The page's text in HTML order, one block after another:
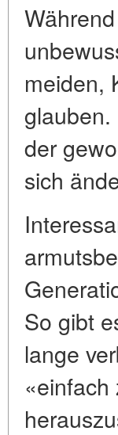
meiden,
der
sich
So gibt
lange